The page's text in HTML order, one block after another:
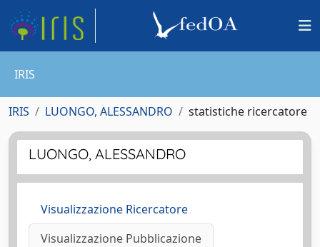
IRIS
IRIS LUONGO, ALESSANDRO statistiche ricercatore
LUONGO, ALESSANDRO
Visualizzazione Ricercatore
Visualizzazione Pubblicazione